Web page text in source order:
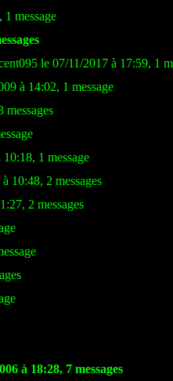
message
le 07/11/2017 à 17:59, 1
à 14:02, 1 message
messages
1 message
10:48, 2 messages
2 messages
à 18:28, 7 messages